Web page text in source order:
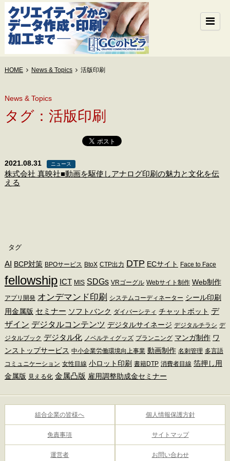
HOME News & Topics 活版印刷
News & Topics
タグ：活版印刷
2021.08.31 ニュース
株式会社 真映社■動画を駆使しアナログ印刷の魅力と文化を伝
える
タグ
AI BCP対策 BPOサービス BtoX CTP出力 DTP ECサイト Face to Face
fellowship ICT MIS SDGs VRゴーグル Webサイト制作 Web制作
アプリ開発 オンデマンド印刷 システムコーディネーター シール印刷
用金属版 セミナー ソフトバンク ダイバーシティ チャットボット デ
ザイン デジタルコンテンツ デジタルサイネージ デジタルチラシ デ
ジタルブック デジタル化 ノベルティグッズ プランニング マンガ制作 ワ
ンストップサービス 中小企業労働環境向上事業 動画制作 名刺管理 多言語
コミュニケーション 女性目線 小ロット印刷 書籍DTP 消費者目線 箔押し用
金属版 見える化 金属凸版 雇用調整助成金セミナー
組合企業の皆様へ 個人情報保護方針
免責事項 サイトマップ
運営者 お問い合わせ